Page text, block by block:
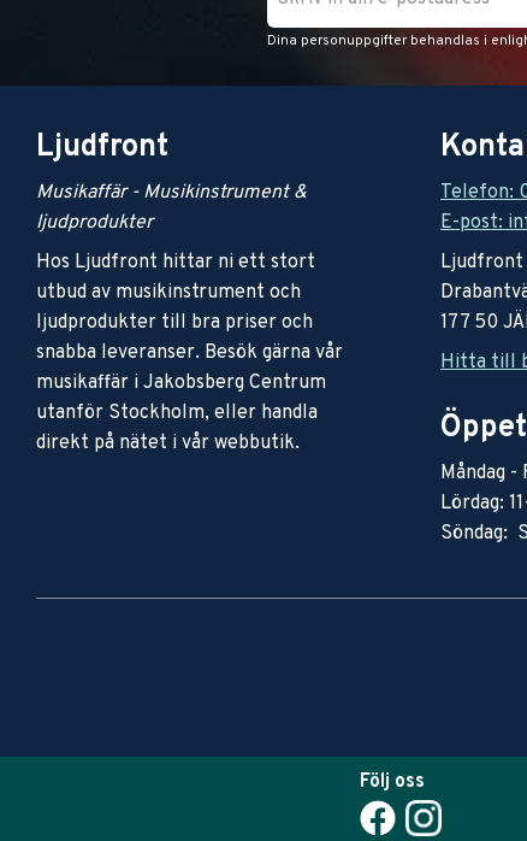
Dina personuppgifter behandlas i
Ljudfront
Musikaffär - Musikinstrument &
ljudprodukter
Hos Ljudfront hittar ni ett stort
utbud av musikinstrument och
ljudprodukter till bra priser och
snabba leveranser. Besök gärna vår
musikaffär i Jakobsberg Centrum
utanför Stockholm, eller handla
direkt på nätet i vår webbutik.
Telefon:
E-post:
Ljudfront
177 50
Hitta till
Måndag -
Lördag:
Söndag:
Följ oss